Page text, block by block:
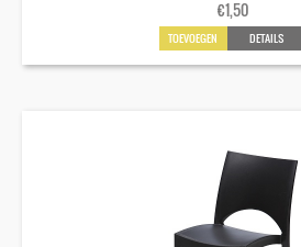
€1,50
TOEVOEGEN DETAILS